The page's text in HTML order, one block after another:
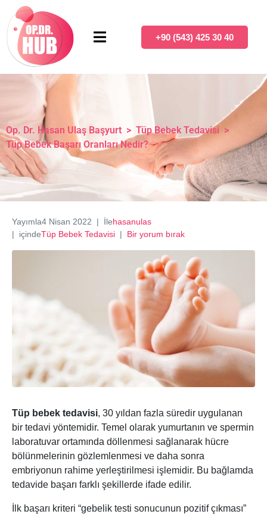
+90 (543) 425 30 40
Op. Dr. Hasan Ulaş Başyurt > Tüp Bebek Tedavisi >
Tüp Bebek Başarı Oranları Nedir?
Yayımla4 Nisan 2022 İlehasanulas
içindeTüp Bebek Tedavisi Bir yorum bırak
Tüp bebek tedavisi, 30 yıldan fazla süredir uygulanan
bir tedavi yöntemidir. Temel olarak yumurtanın ve spermin
laboratuvar ortamında döllenmesi sağlanarak hücre
bölünmelerinin gözlemlenmesi ve daha sonra
embriyonun rahime yerleştirilmesi işlemidir. Bu bağlamda
tedavide başarı farklı şekillerde ifade edilir.
İlk başarı kriteri “gebelik testi sonucunun pozitif çıkması”